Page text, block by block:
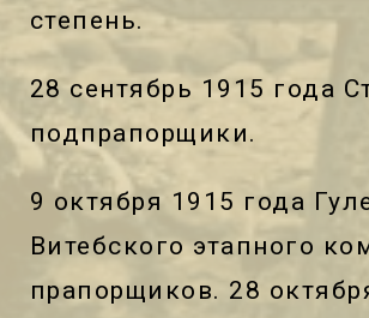
степень.
28 сентябрь 1915 года
подпрапорщики.
9 октября 1915 года
Витебского этапного
прапорщиков. 28